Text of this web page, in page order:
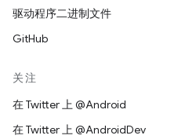
驱动程序二进制文件
GitHub
关注
在 Twitter 上 @Android
在 Twitter 上 @AndroidDev